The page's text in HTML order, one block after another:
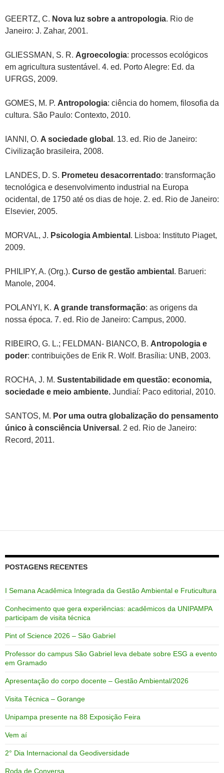
GEERTZ, C. Nova luz sobre a antropologia. Rio de
Janeiro: J. Zahar, 2001.
GLIESSMAN, S. R. Agroecologia: processos ecológicos
em agricultura sustentável. 4. ed. Porto Alegre: Ed. da
UFRGS, 2009.
GOMES, M. P. Antropologia: ciência do homem, filosofia da
cultura. São Paulo: Contexto, 2010.
IANNI, O. A sociedade global . 13. ed. Rio de Janeiro:
Civilização brasileira, 2008.
LANDES, D. S. Prometeu desacorrentado: transformação
tecnológica e desenvolvimento industrial na Europa
ocidental, de 1750 até os dias de hoje. 2. ed. Rio de Janeiro:
Elsevier, 2005.
MORVAL, J. Psicologia Ambiental . Lisboa: Instituto Piaget,
2009.
PHILIPY, A. (Org.). Curso de gestão ambiental . Barueri:
Manole, 2004.
POLANYI, K. A grande transformação: as origens da
nossa época. 7. ed. Rio de Janeiro: Campus, 2000.
RIBEIRO, G. L.; FELDMAN- BIANCO, B. Antropologia e
poder: contribuições de Erik R. Wolf. Brasília: UNB, 2003.
ROCHA, J. M. Sustentabilidade em questão: economia,
sociedade e meio ambiente. Jundiaí: Paco editorial, 2010.
SANTOS, M. Por uma outra globalização do pensamento
único à consciência Universal . 2 ed. Rio de Janeiro:
Record, 2011.
POSTAGENS RECENTES
I Semana Acadêmica Integrada da Gestão Ambiental e Fruticultura
Conhecimento que gera experiências: acadêmicos da UNIPAMPA
participam de visita técnica
Pint of Science 2026 – São Gabriel
Professor do campus São Gabriel leva debate sobre ESG a evento
em Gramado
Apresentação do corpo docente – Gestão Ambiental/2026
Visita Técnica – Gorange
Unipampa presente na 88 Exposição Feira
Vem aí
2° Dia Internacional da Geodiversidade
Roda de Conversa